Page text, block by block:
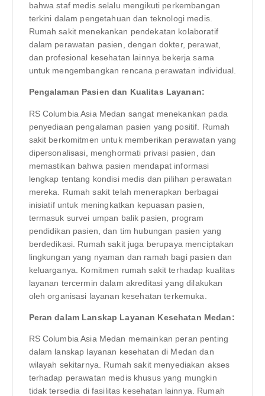
bahwa staf medis selalu mengikuti perkembangan
terkini dalam pengetahuan dan teknologi medis.
Rumah sakit menekankan pendekatan kolaboratif
dalam perawatan pasien, dengan dokter, perawat,
dan profesional kesehatan lainnya bekerja sama
untuk mengembangkan rencana perawatan individual.
Pengalaman Pasien dan Kualitas Layanan:
RS Columbia Asia Medan sangat menekankan pada
penyediaan pengalaman pasien yang positif. Rumah
sakit berkomitmen untuk memberikan perawatan yang
dipersonalisasi, menghormati privasi pasien, dan
memastikan bahwa pasien mendapat informasi
lengkap tentang kondisi medis dan pilihan perawatan
mereka. Rumah sakit telah menerapkan berbagai
inisiatif untuk meningkatkan kepuasan pasien,
termasuk survei umpan balik pasien, program
pendidikan pasien, dan tim hubungan pasien yang
berdedikasi. Rumah sakit juga berupaya menciptakan
lingkungan yang nyaman dan ramah bagi pasien dan
keluarganya. Komitmen rumah sakit terhadap kualitas
layanan tercermin dalam akreditasi yang dilakukan
oleh organisasi layanan kesehatan terkemuka.
Peran dalam Lanskap Layanan Kesehatan Medan:
RS Columbia Asia Medan memainkan peran penting
dalam lanskap layanan kesehatan di Medan dan
wilayah sekitarnya. Rumah sakit menyediakan akses
terhadap perawatan medis khusus yang mungkin
tidak tersedia di fasilitas kesehatan lainnya. Rumah